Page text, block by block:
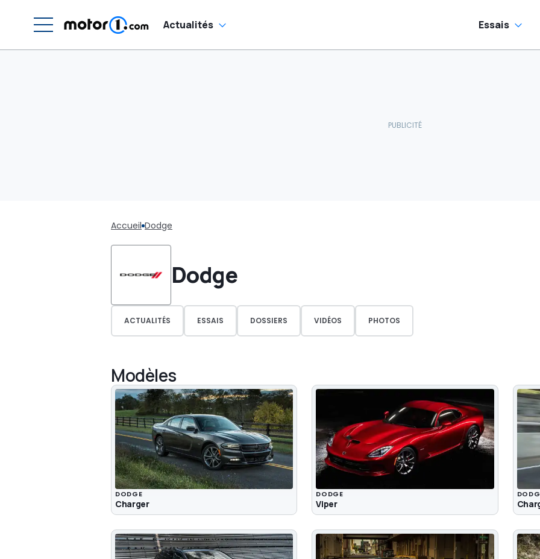
Actualités Essais
Accueil Dodge
Dodge
ACTUALITÉS ESSAIS DOSSIERS VIDÉOS PHOTOS
Modèles
DODGE
Charger
DODGE
Viper